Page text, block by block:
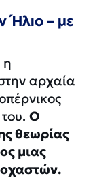
Ήλιο – με
η
αρχαία
Ο
θεωρίας
μιας